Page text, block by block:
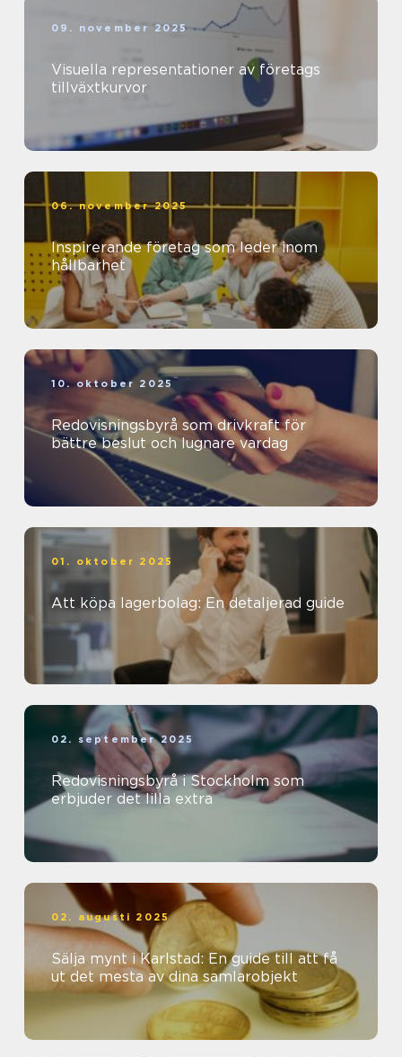
09. november 2025
Visuella representationer av företags
tillväxtkurvor
06. november 2025
Inspirerande företag som leder inom
hållbarhet
10. oktober 2025
Redovisningsbyrå som drivkraft för
bättre beslut och lugnare vardag
01. oktober 2025
Att köpa lagerbolag: En detaljerad guide
02. september 2025
Redovisningsbyrå i Stockholm som
erbjuder det lilla extra
02. augusti 2025
Sälja mynt i Karlstad: En guide till att få
ut det mesta av dina samlarobjekt